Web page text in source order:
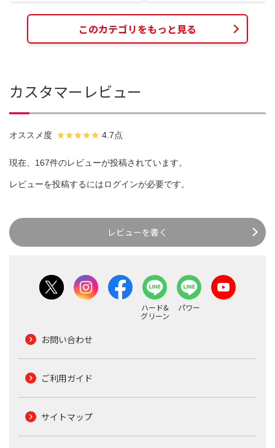
このカテゴリをもっと見る
カスタマーレビュー
オススメ度 4.7点
現在、167件のレビューが投稿されています。
レビューを投稿するにはログインが必要です。
レビューを書く
ハード&
グリーン
パワー
お問い合わせ
ご利用ガイド
サイトマップ